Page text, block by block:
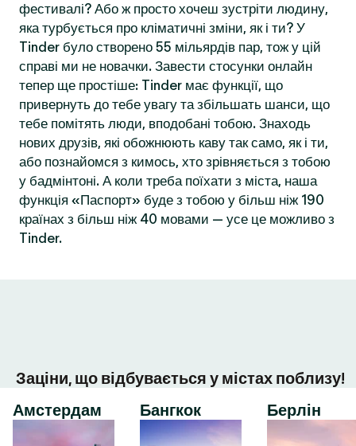
фестивалі? Або ж просто хочеш зустріти людину,
яка турбується про кліматичні зміни, як і ти? У
Tinder було створено 55 мільярдів пар, тож у цій
справі ми не новачки. Завести стосунки онлайн
тепер ще простіше: Tinder має функції, що
привернуть до тебе увагу та збільшать шанси, що
тебе помітять люди, вподобані тобою. Знаходь
нових друзів, які обожнюють каву так само, як і ти,
або познайомся з кимось, хто зрівняється з тобою
у бадмінтоні. А коли треба поїхати з міста, наша
функція «Паспорт» буде з тобою у більш ніж 190
країнах з більш ніж 40 мовами — усе це можливо з
Tinder.
Заціни, що відбувається у містах поблизу!
Амстердам
Бангкок Берлін